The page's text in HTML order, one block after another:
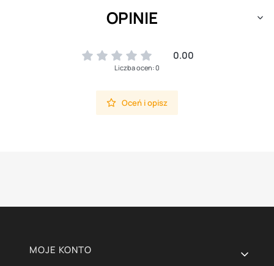
OPINIE
0.00
Liczba ocen: 0
Oceń i opisz
Linki w stopce
MOJE KONTO